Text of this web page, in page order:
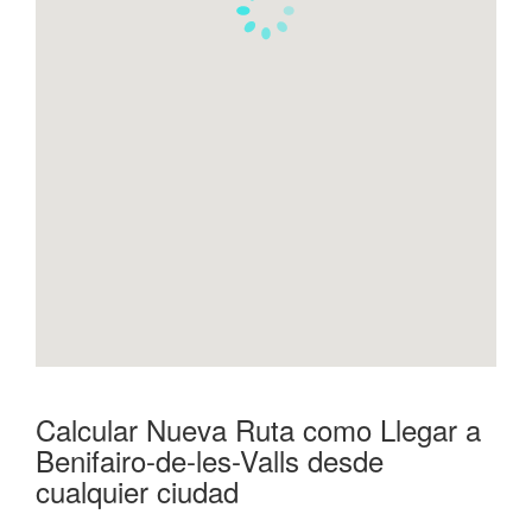
Calcular Nueva Ruta como Llegar a
Benifairo-de-les-Valls desde
cualquier ciudad